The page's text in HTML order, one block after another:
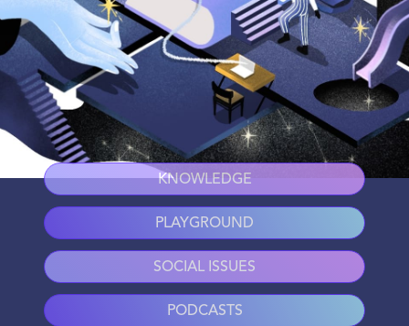
KNOWLEDGE
PLAYGROUND
SOCIAL ISSUES
PODCASTS